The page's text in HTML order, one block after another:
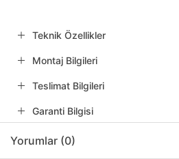
Teknik Özellikler
Montaj Bilgileri
Teslimat Bilgileri
Garanti Bilgisi
Yorumlar (0)